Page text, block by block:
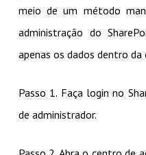
meio de um método
administração do
apenas os dados dentro
Passo 1. Faça login no
de administrador.